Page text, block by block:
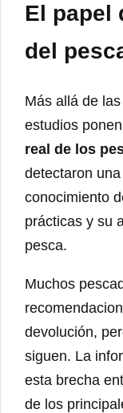
El papel
del
Más allá de
estudios
real de los
detectaron
conocimiento
prácticas y su
pesca.
Muchos
devolución,
siguen. La
esta brecha
de los